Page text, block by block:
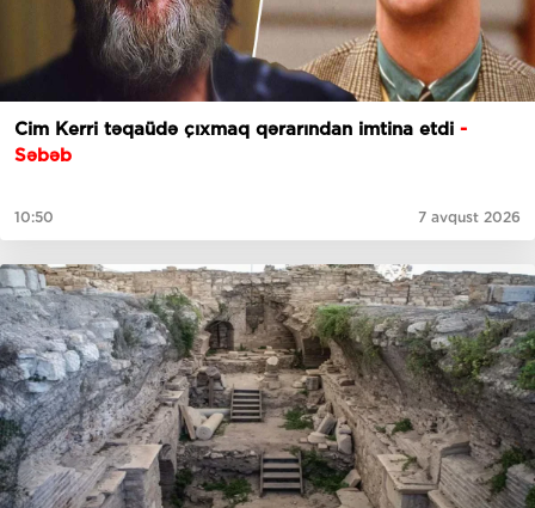
Cim Kerri təqaüdə çıxmaq qərarından imtina etdi -
Səbəb
10:50 7 avqust 2026